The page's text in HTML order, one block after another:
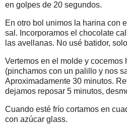
en golpes de 20 segundos.
En otro bol unimos la harina con
sal. Incorporamos el chocolate
las avellanas. No usé batidor,
Vertemos en el molde y cocemos
(pinchamos con un palillo y nos
Aproximadamente 30 minutos.
dejamos reposar 5 minutos,
Cuando esté frío cortamos en
con azúcar glass.